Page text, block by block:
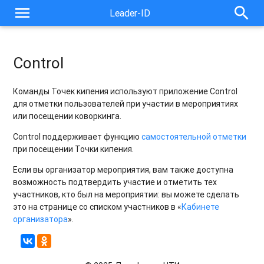
menu Leader-ID search
Control
Команды Точек кипения используют приложение Control
для отметки пользователей при участии в мероприятиях
или посещении коворкинга.
Control поддерживает функциюсамостоятельной отметки
при посещении Точки кипения.
Если вы организатор мероприятия, вам также доступна
возможность подтвердить участие и отметить тех
участников, кто был на мероприятии: вы можете сделать
это на странице со списком участников в «Кабинете
организатора».